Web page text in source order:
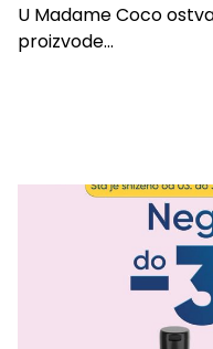
U Madame Coco
proizvode...